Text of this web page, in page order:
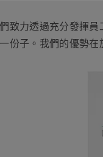
致力透過充分發揮員
份子。我們的優勢在